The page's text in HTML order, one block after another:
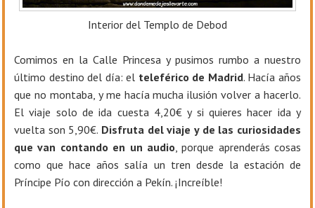
Interior del Templo de Debod
Comimos en la Calle Princesa y pusimos rumbo a nuestro
último destino del día: el teleférico de Madrid. Hacía años
que no montaba, y me hacía mucha ilusión volver a hacerlo.
El viaje solo de ida cuesta 4,20€ y si quieres hacer ida y
vuelta son 5,90€. Disfruta del viaje y de las curiosidades
que van contando en un audio , porque aprenderás cosas
como que hace años salía un tren desde la estación de
Príncipe Pío con dirección a Pekín. ¡Increíble!